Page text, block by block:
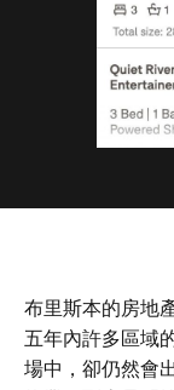
布里斯本的房地
五年內許多區域
場中，卻仍然會